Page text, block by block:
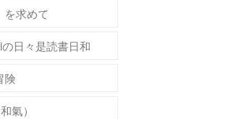
を求めて
日々是読書日和
険
氣）